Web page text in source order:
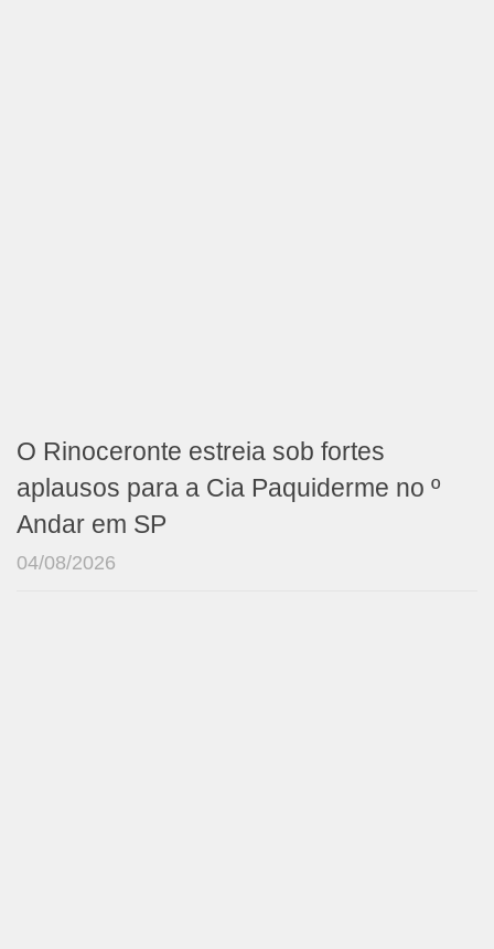
O Rinoceronte estreia sob fortes
aplausos para a Cia Paquiderme no º
Andar em SP
04/08/2026